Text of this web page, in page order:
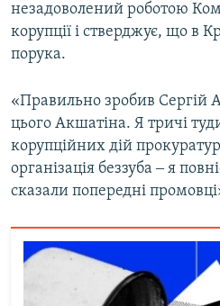
незадоволений роботою
корупції і стверджує, що в
порука.
«Правильно зробив Сергій
цього Акшатіна. Я тричі
корупційних дій
організація беззуба ‒ я
сказали попередні